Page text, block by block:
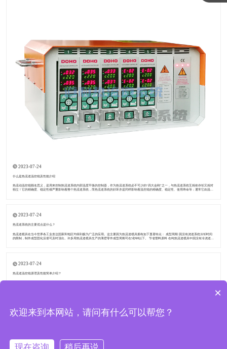
2023-07-24
什么是热流道温控箱及性能介绍
热流动温控箱顾名思义，是用来控制热流道系统内部温度平衡的控制器，作为热流道系统必不可少的“四大金刚”之一，与热流道系统互相依存却又相对
独立！它的精确度、稳定性都严重影响着整个热流道系统，而热流道系统的好坏亦是同样影响着温控箱的精确度、稳定性、使用寿命等；通常它由温控
2023-07-24
热流道系统的主要优点是什么？
热流道模具在当今世界各工业发达国家和地区均得到极为广泛的应用。这主要因为热流道模具拥有如下显著特点： 成型周期 因没有浇道系统冷却时间
的限制，制件成型固化后便可及时顶出。许多用热流道模具生产的薄壁零件成型周期可在5秒钟以下。 节省塑料原料 在纯热流道模具中因没有冷浇道，
2023-07-24
热流道温控箱原理及性能简单介绍？
×
欢迎来到本网站，请问有什么可以帮您？
现在咨询 稍后再说